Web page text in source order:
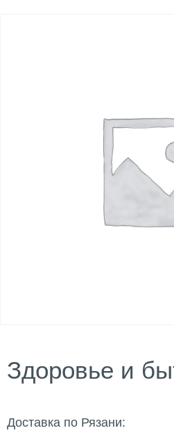
Здоровье и
Доставка по Рязани: